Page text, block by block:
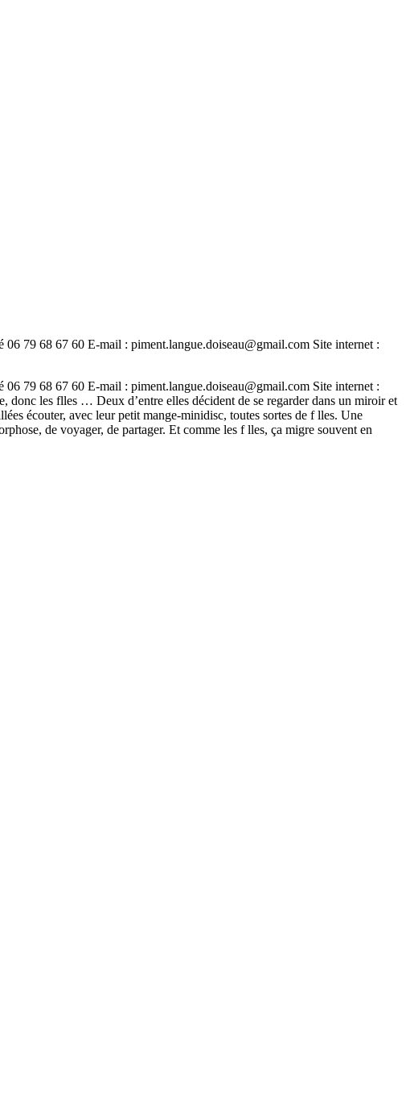
79 68 67 60 E-mail : piment.langue.doiseau@gmail.com Site internet :
79 68 67 60 E-mail : piment.langue.doiseau@gmail.com Site internet :
les flles … Deux d’entre elles décident de se regarder dans un miroir et
écouter, avec leur petit mange-minidisc, toutes sortes de f lles. Une
de voyager, de partager. Et comme les f lles, ça migre souvent en